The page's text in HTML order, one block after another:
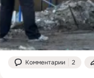
Комментарии 2